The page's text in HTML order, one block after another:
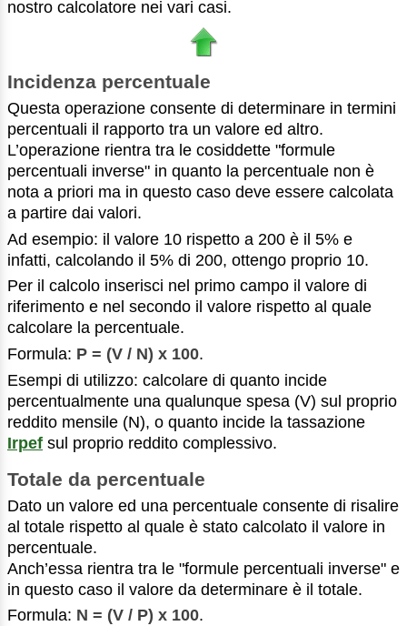
nostro calcolatore nei vari casi.
Incidenza percentuale
Questa operazione consente di determinare in termini
percentuali il rapporto tra un valore ed altro.
L’operazione rientra tra le cosiddette "formule
percentuali inverse" in quanto la percentuale non è
nota a priori ma in questo caso deve essere calcolata
a partire dai valori.
Ad esempio: il valore 10 rispetto a 200 è il 5% e
infatti, calcolando il 5% di 200, ottengo proprio 10.
Per il calcolo inserisci nel primo campo il valore di
riferimento e nel secondo il valore rispetto al quale
calcolare la percentuale.
Formula: P = (V / N) x 100.
Esempi di utilizzo: calcolare di quanto incide
percentualmente una qualunque spesa (V) sul proprio
reddito mensile (N), o quanto incide la tassazione
Irpef sul proprio reddito complessivo.
Totale da percentuale
Dato un valore ed una percentuale consente di risalire
al totale rispetto al quale è stato calcolato il valore in
percentuale.
Anch’essa rientra tra le "formule percentuali inverse" e
in questo caso il valore da determinare è il totale.
Formula: N = (V / P) x 100.